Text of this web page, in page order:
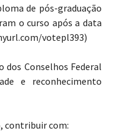
de pós-graduação
o curso após a data
votepl393)
dos Conselhos Federal
e reconhecimento
contribuir com: